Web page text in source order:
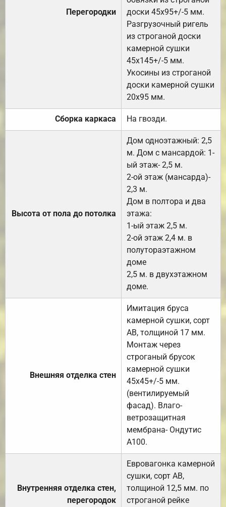
Перегородки
доски 45х95+/-5 мм.
Разгрузочный ригель
из строганой доски
камерной сушки
45х145+/-5 мм.
Укосины из строганой
доски камерной сушки
20х95 мм.
Сборка каркаса На гвозди.
Высота от пола до потолка
Дом одноэтажный: 2,5
м. Дом с мансардой: 1-
ый этаж- 2,5 м.
2-ой этаж (мансарда)-
2,3 м.
Дом в полтора и два
этажа:
1-ый этаж 2,5 м.
2-ой этаж 2,4 м. в
полутораэтажном
доме
2,5 м. в двухэтажном
доме.
Внешняя отделка стен
Имитация бруса
камерной сушки, сорт
АВ, толщиной 17 мм.
Монтаж через
строганый брусок
камерной сушки
45х45+/-5 мм.
(вентилируемый
фасад). Влаго-
ветрозащитная
мембрана- Ондутис
А100.
Внутренняя отделка стен,
перегородок
Евровагонка камерной
сушки, сорт АВ,
толщиной 12,5 мм. по
строганой рейке